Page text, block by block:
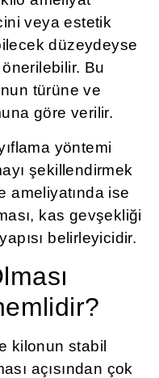
veya estetik
düzeydeyse
Bu
türüne ve
göre verilir.
yöntemi
şekillendirmek
ameliyatında ise
kas gevşekliği
belirleyicidir.
kilonun stabil
açısından çok